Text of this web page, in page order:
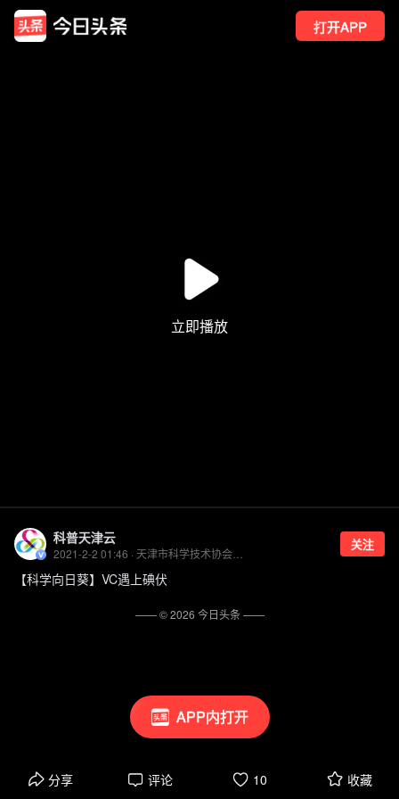
打开APP
APP内打开
科普天津云 关注
【科学向日葵】VC遇上碘伏
分享 评论 10 收藏
—— ©2026 今日头条——